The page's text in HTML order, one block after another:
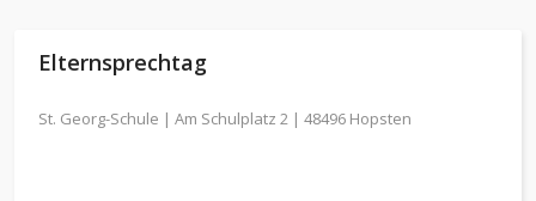
Elternsprechtag
St. Georg-Schule | Am Schulplatz 2 | 48496 Hopsten